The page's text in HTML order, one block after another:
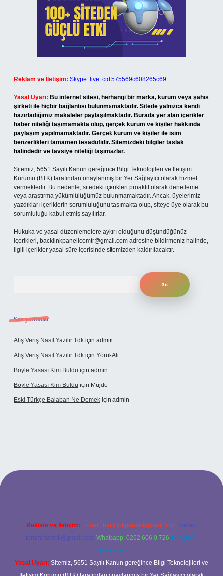
Reklam ve İletişim: Skype: live:.cid.575569c608265c69
Yasal Uyarı: Bu internet sitesi, herhangi bir marka, kurum veya şahıs
şirketi ile hiçbir bağlantısı bulunmamaktadır. Sitede yalnızca kendi
hazırladığımız makaleler paylaşılmaktadır. Burada yer alan içerikler
haber niteliği taşımamakta olup, gerçek kurum ve kişiler hakkında
paylaşım yapılmamaktadır. Gerçek kurum ve kişiler ile isim
benzerlikleri tamamen tesadüfidir. Sitemizdeki bilgiler taslak
halindedir ve tavsiye niteliği taşımazlar.
Sitemiz, 5651 Sayılı Kanun gereğince Bilgi Teknolojileri ve İletişim
Kurumu (BTK) tarafından onaylanmış bir Yer Sağlayıcı olarak hizmet
vermektedir. Bu nedenle, sitedeki içerikleri proaktif olarak denetleme
veya araştırma yükümlülüğümüz bulunmamaktadır. Ancak, üyelerimiz
yazdıkları içeriklerin sorumluluğunu taşımakta olup, siteye üye olarak bu
sorumluluğu kabul etmiş sayılırlar.
Hukuka ve yasal düzenlemelere aykırı olduğunu düşündüğünüz
içerikleri, backlinkpanelicomtr@gmail.com adresine bildirmeniz halinde,
ilgili içerikler yasal süre içerisinde sitemizden kaldırılacaktır.
Son yorumlar
Alış Veriş Nasıl Yazılır Tdk için admin
Alış Veriş Nasıl Yazılır Tdk için YörükAli
Boyle Yasası Kim Buldu için admin
Boyle Yasası Kim Buldu için Müjde
Eski Türkçe Balaban Ne Demek için admin
Reklam ve İletişim: E-mail: backlinkpaneli@gmail.com Teams:
forumhizmeti@gmail.com Whatsapp: 0262 606 0 726 Telegram:
@karabul
Yasal Uyarı: Sitemiz, 5651 Sayılı Kanun gereğince Bilgi Teknolojileri ve